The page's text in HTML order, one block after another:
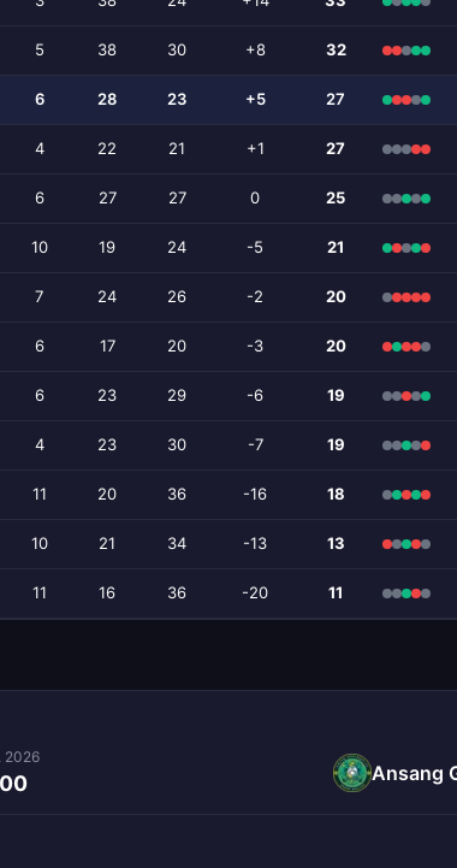
5 38 30 +8 32
6 28 23 +5 27
4 22 21 +1 27
6 27 27 0 25
10 19 24 -5 21
7 24 26 -2 20
6 17 20 -3 20
6 23 29 -6 19
4 23 30 -7 19
11 20 36 -16 18
10 21 34 -13 13
11 16 36 -20 11
2026
Ansang